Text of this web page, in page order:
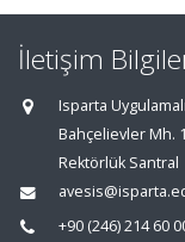
İletişim
Isparta
Bahçelievler Mh.
Rektörlük Santral
+90 (246) 214 60